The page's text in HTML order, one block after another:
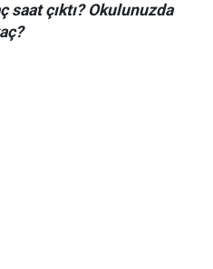
saat çıktı? Okulunuzda